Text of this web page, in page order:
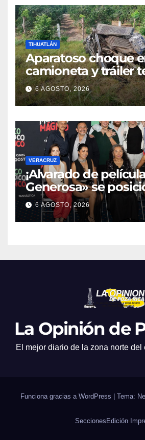
TIHUATLÁN
Aparatoso choque
camioneta y tráiler
con ambas
la carretera en
6 AGOSTO, 2026
VERACRUZ
¡Alvarado de
Generosa» se
escenario ideal para
producciones de
televisión
6 AGOSTO, 2026
La Opinión de
El mejor diario de la zona norte del
Funciona gracias a WordPress Tema:
Secciones Edición